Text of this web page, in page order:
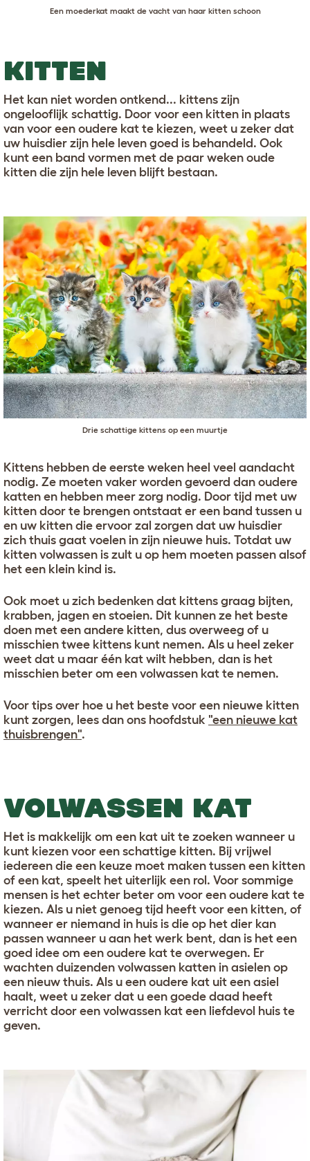
Een moederkat maakt de vacht van haar kitten schoon
KITTEN
Het kan niet worden ontkend... kittens zijn
ongelooflijk schattig. Door voor een kitten in plaats
van voor een oudere kat te kiezen, weet u zeker dat
uw huisdier zijn hele leven goed is behandeld. Ook
kunt een band vormen met de paar weken oude
kitten die zijn hele leven blijft bestaan.
Drie schattige kittens op een muurtje
Kittens hebben de eerste weken heel veel aandacht
nodig. Ze moeten vaker worden gevoerd dan oudere
katten en hebben meer zorg nodig. Door tijd met uw
kitten door te brengen ontstaat er een band tussen u
en uw kitten die ervoor zal zorgen dat uw huisdier
zich thuis gaat voelen in zijn nieuwe huis. Totdat uw
kitten volwassen is zult u op hem moeten passen alsof
het een klein kind is.
Ook moet u zich bedenken dat kittens graag bijten,
krabben, jagen en stoeien. Dit kunnen ze het beste
doen met een andere kitten, dus overweeg of u
misschien twee kittens kunt nemen. Als u heel zeker
weet dat u maar één kat wilt hebben, dan is het
misschien beter om een volwassen kat te nemen.
Voor tips over hoe u het beste voor een nieuwe kitten
kunt zorgen, lees dan ons hoofdstuk "een nieuwe kat
thuisbrengen".
VOLWASSEN KAT
Het is makkelijk om een kat uit te zoeken wanneer u
kunt kiezen voor een schattige kitten. Bij vrijwel
iedereen die een keuze moet maken tussen een kitten
of een kat, speelt het uiterlijk een rol. Voor sommige
mensen is het echter beter om voor een oudere kat te
kiezen. Als u niet genoeg tijd heeft voor een kitten, of
wanneer er niemand in huis is die op het dier kan
passen wanneer u aan het werk bent, dan is het een
goed idee om een oudere kat te overwegen. Er
wachten duizenden volwassen katten in asielen op
een nieuw thuis. Als u een oudere kat uit een asiel
haalt, weet u zeker dat u een goede daad heeft
verricht door een volwassen kat een liefdevol huis te
geven.